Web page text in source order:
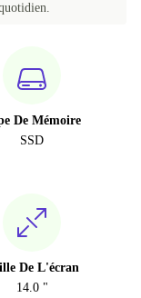
De Mémoire
SSD
De L'écran
14.0 "